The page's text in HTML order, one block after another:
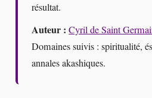
résultat.
Auteur : Cyril de Saint
Domaines suivis : spiritualité,
annales akashiques.